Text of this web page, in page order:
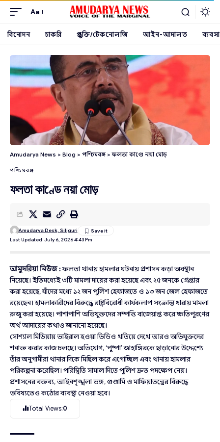
Aa
বিনোদন চাকরি প্রযুক্তি/টেকনোলজি আইন-আদালত ব্যবসা
Amudarya News > Blog > পশ্চিমবঙ্গ>ফলতা কাণ্ডে নয়া মোড়
পশ্চিমবঙ্গ
ফলতা কাণ্ডে নয়া মোড়
Last Updated: July 6, 2026 4:43 Pm
Amudarya Desk, Siliguri
আমুদরিয়া নিউজ :ফলতা থানায় হামলার ঘটনায় প্রশাসন কড়া অবস্থান
নিয়েছে। ইতিমধ্যেই ৩টি মামলা দায়ের করা হয়েছে এবং ২৫ জনকে গ্রেপ্তার
করা হয়েছে, যাঁদের মধ্যে ১২ জন পুলিশ হেফাজতে ও ১৩ জন জেল হেফাজতে
রয়েছেন। হামলাকারীদের বিরুদ্ধে রাষ্ট্রবিরোধী কার্যকলাপ সংক্রান্ত ধারায় মামলা
রুজু করা হয়েছে। পাশাপাশি অভিযুক্তদের সম্পত্তি বাজেয়াপ্ত করে ক্ষতিপূরণের
অর্থ আদায়ের কথাও জানানো হয়েছে।
সোশ্যাল মিডিয়ায় ভাইরাল হওয়া ভিডিও খতিয়ে দেখে আরও অভিযুক্তদের
শনাক্ত করার কাজ চলছে। অভিযোগ, ‘পুষ্পা’ জাহাঙ্গিরকে ছাড়ানোর উদ্দেশ্যে
তাঁর অনুগামীরা থানার দিকে মিছিল করে এগোচ্ছিল এবং থানায় হামলার
পরিকল্পনা করেছিল। পরিস্থিতি সামাল দিতে পুলিশ দ্রুত পদক্ষেপ নেয়।
প্রশাসনের বক্তব্য, আইনশৃঙ্খলা ভঙ্গ, গুণ্ডামি ও মাফিয়াতন্ত্রের বিরুদ্ধে
ভবিষ্যতেও কঠোর ব্যবস্থা নেওয়া হবে।
Total Views:0